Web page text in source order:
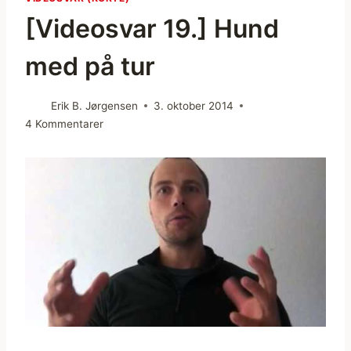
[Videosvar 19.] Hund
med på tur
Erik B. Jørgensen
3. oktober 2014
4 Kommentarer